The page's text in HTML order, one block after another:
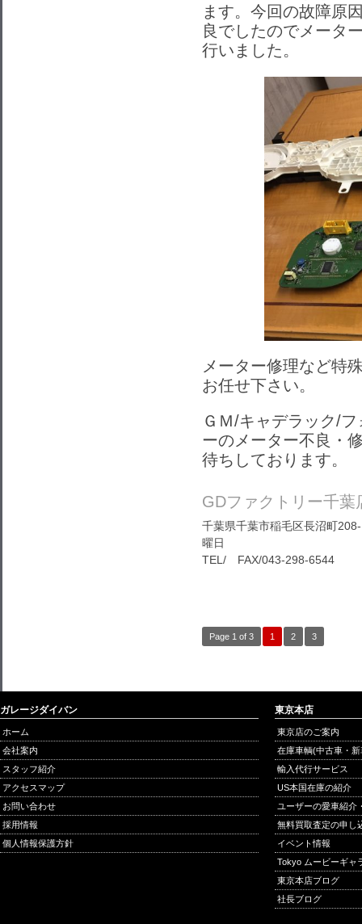
ます。 今回の故障原
良でしたのでメータ
行いました。
メーター修理など特
お任せ下さい。
ＧＭ/キャデラック/
ーのメーター不良・
待ちしております。
GDファクトリー千葉
千葉県千葉市稲毛区長沼町
曜日
TEL/ FAX/043-298-6544
Page 1 of 3 1 2 3
ガレージダイバン
ホーム
会社案内
スタッフ紹介
アクセスマップ
お問い合わせ
採用情報
個人情報保護方針
東京本店
東京店のご案内
在庫車輌(中古車・
輸入代行サービス
US本国在庫の紹介
ユーザーの愛車紹介
無料買取査定の申し
イベント情報
Tokyo ムービーギャ
東京本店ブログ
社長ブログ